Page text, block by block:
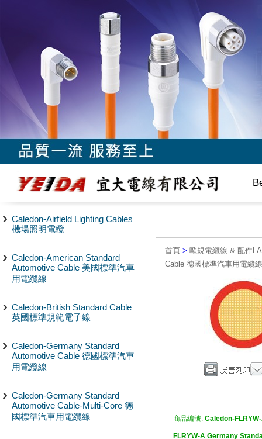
Caledon-Airfield Lighting Cables
機場照明電纜
Caledon-American Standard
Automotive Cable 美國標準汽車
用電纜線
Caledon-British Standard Cable
英國標準規範電子線
Caledon-Germany Standard
Automotive Cable 德國標準汽車
用電纜線
Caledon-Germany Standard
Automotive Cable-Multi-Core 德
國標準汽車用電纜線
首頁 > 歐規電纜線 & 配件
Cable 德國標準汽車用電纜線
商品編號: Caledon-
FLRYW-A Germany